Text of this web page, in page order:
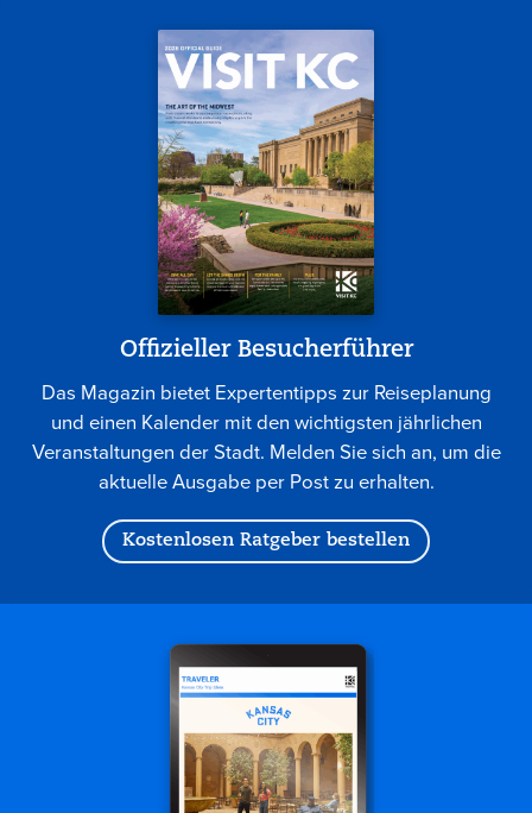
Offizieller Besucherführer
Das Magazin bietet Expertentipps zur Reiseplanung
und einen Kalender mit den wichtigsten jährlichen
Veranstaltungen der Stadt. Melden Sie sich an, um die
aktuelle Ausgabe per Post zu erhalten.
Kostenlosen Ratgeber bestellen